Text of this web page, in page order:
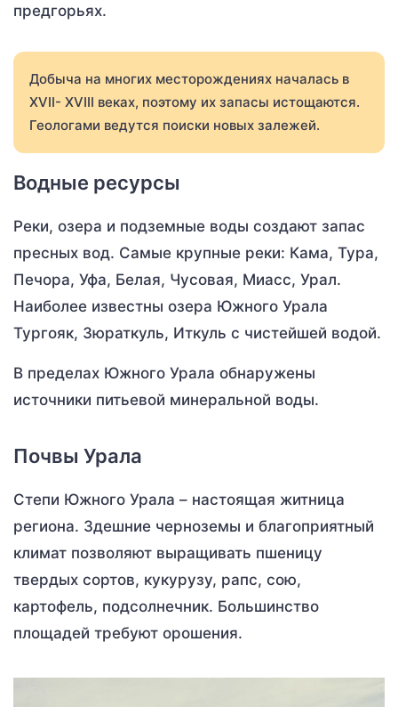
предгорьях.
Добыча на многих месторождениях началась в
XVII- XVIII веках, поэтому их запасы истощаются.
Геологами ведутся поиски новых залежей.
Водные ресурсы
Реки, озера и подземные воды создают запас
пресных вод. Самые крупные реки: Кама, Тура,
Печора, Уфа, Белая, Чусовая, Миасс, Урал.
Наиболее известны озера Южного Урала
Тургояк, Зюраткуль, Иткуль с чистейшей водой.
В пределах Южного Урала обнаружены
источники питьевой минеральной воды.
Почвы Урала
Степи Южного Урала – настоящая житница
региона. Здешние черноземы и благоприятный
климат позволяют выращивать пшеницу
твердых сортов, кукурузу, рапс, сою,
картофель, подсолнечник. Большинство
площадей требуют орошения.